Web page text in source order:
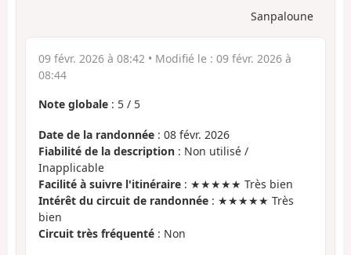
Sanpaloune
09 févr. 2026 à 08:42 • Modifié le : 09 févr. 2026 à
08:44
Note globale : 5 / 5
Date de la randonnée : 08 févr. 2026
Fiabilité de la description : Non utilisé /
Inapplicable
Facilité à suivre l'itinéraire : ★★★★★ Très bien
Intérêt du circuit de randonnée : ★★★★★ Très
bien
Circuit très fréquenté : Non